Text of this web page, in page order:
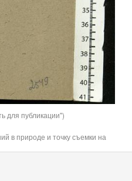
для публикации")
в природе и точку съемки на